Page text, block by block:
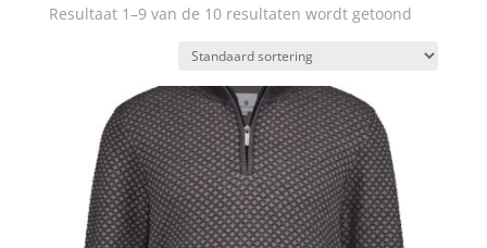
Resultaat 1–9 van de 10 resultaten wordt getoond